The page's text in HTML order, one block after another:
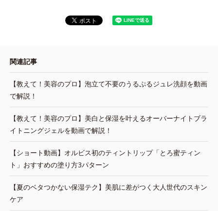
関連記事
【教えて！美容のプロ】泡立て不要のうるぷるジュレ洗顔を動画
で解説！
【教えて！美容のプロ】美白と保湿を叶えるオーバーナイトブラ
イトニングジェルを動画で解説！
【ショート動画】オルビス初のティントリップ「とろ蜜ティン
ト」おすすめの塗り方3パターン
【夏のベタつかない保湿テク】美肌に差がつく大人世代のスキン
ケア